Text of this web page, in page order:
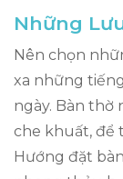
Những
Nên chọn
xa những
ngày. Bàn thờ
che khuất, để
Hướng đặt